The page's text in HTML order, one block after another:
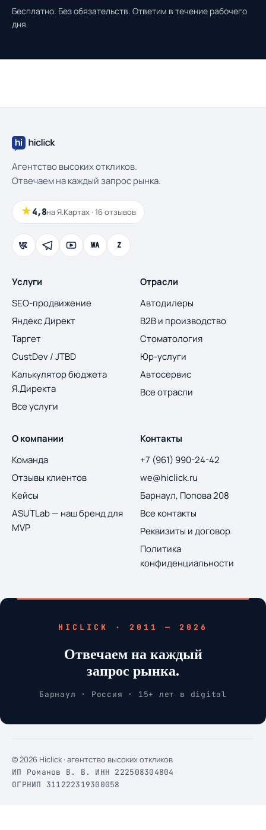
Бесплатно. Без обязательств. Ответим в течение рабочего
дня.
Агентство высоких откликов.
Отвечаем на каждый запрос рынка.
★4,8на Я.Картах · 16 отзывов
WA Z
Услуги
SEO-продвижение
Яндекс Директ
Таргет
CustDev / JTBD
Калькулятор бюджета
Я.Директа
Все услуги
Отрасли
Автодилеры
B2B и производство
Стоматология
Юр-услуги
Автосервис
Все отрасли
О компании
Команда
Отзывы клиентов
Кейсы
ASUTLab — наш бренд для
MVP
Контакты
+7 (961) 990-24-42
we@hiclick.ru
Барнаул, Попова 208
Все контакты
Реквизиты и договор
Политика
конфиденциальности
HICLICK · 2011 — 2026
Отвечаем на каждый
запрос рынка.
Барнаул · Россия · 15+ лет в digital
© 2026 Hiclick · агентство высоких откликов
ИП Романов В. В. ИНН 222508304804
ОГРНИП 311222319300058